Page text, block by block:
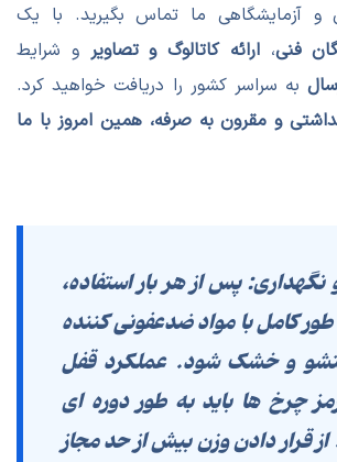
و آزمایشگاهی ما تماس بگیرید. با یک
فنی،ارائه کاتالوگ و تصاویر و شرایط
به سراسر کشور را دریافت خواهید کرد.
و مقرون به صرفه، همین امروز با ما
نگهداری: پس از هر بار استفاده،
طور کامل با مواد ضدعفونی کننده
و خشک شود. عملکرد قفل
چرخ ها باید به طور دوره ای
قرار دادن وزن بیش از حد مجاز